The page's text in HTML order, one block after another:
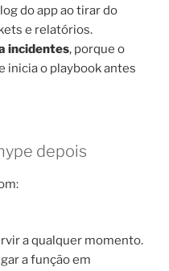
do app ao tirar do
e relatórios.
incidentes, porque o
inicia o playbook antes
depois
a qualquer momento.
a função em